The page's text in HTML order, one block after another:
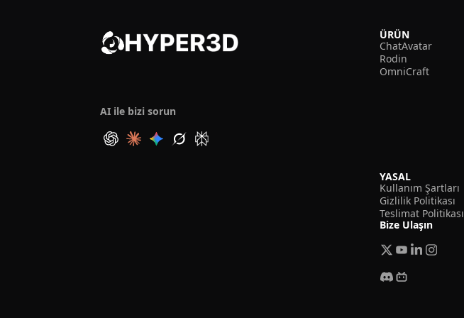
AI ile bizi sorun
ÜRÜN
ChatAvatar
Rodin
OmniCraft
YASAL
Kullanım Şartları
Gizlilik Politikası
Teslimat Politikası
Bize Ulaşın